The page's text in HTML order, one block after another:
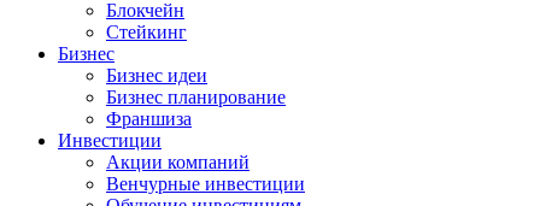
Блокчейн
Стейкинг
Бизнес
Бизнес идеи
Бизнес планирование
Франшиза
Инвестиции
Акции компаний
Венчурные инвестиции